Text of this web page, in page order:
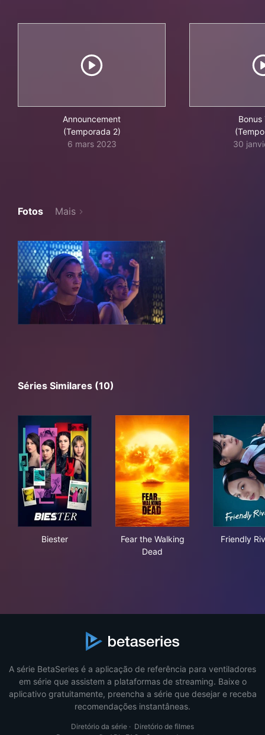
Announcement
(Temporada 2)
6 mars 2023
Bonus
30
Fotos Mais
Séries Similares (10)
Biester
Fear the Walking
Dead
Friendly
A série BetaSeries é a aplicação de referência para ventiladores
em série que assistem a plataformas de streaming. Baixe o
aplicativo gratuitamente, preencha a série que desejar e receba
recomendações instantâneas.
Diretório da série · Diretório de filmes